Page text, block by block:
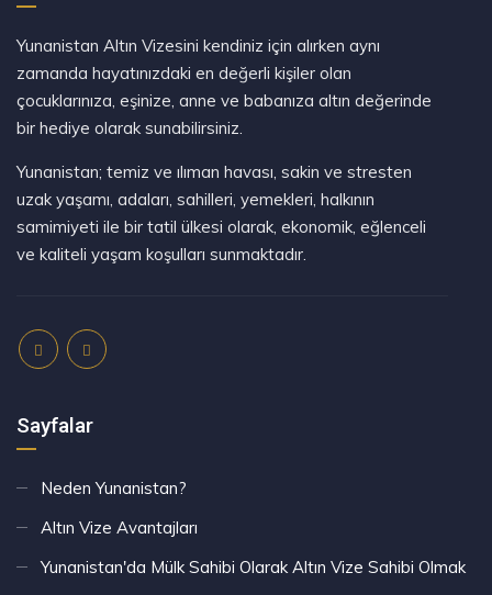
Yunanistan Altın Vizesini kendiniz için alırken aynı
zamanda hayatınızdaki en değerli kişiler olan
çocuklarınıza, eşinize, anne ve babanıza altın değerinde
bir hediye olarak sunabilirsiniz.
Yunanistan; temiz ve ılıman havası, sakin ve stresten
uzak yaşamı, adaları, sahilleri, yemekleri, halkının
samimiyeti ile bir tatil ülkesi olarak, ekonomik, eğlenceli
ve kaliteli yaşam koşulları sunmaktadır.
Sayfalar
Neden Yunanistan?
Altın Vize Avantajları
Yunanistan'da Mülk Sahibi Olarak Altın Vize Sahibi Olmak